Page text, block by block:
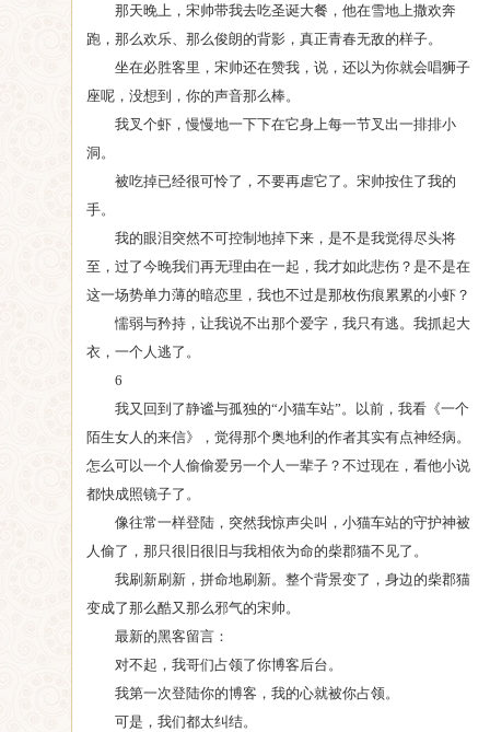
那天晚上，宋帅带我去吃圣诞大餐，他在雪地上撒欢奔
跑，那么欢乐、那么俊朗的背影，真正青春无敌的样子。
坐在必胜客里，宋帅还在赞我，说，还以为你就会唱狮子
座呢，没想到，你的声音那么棒。
我叉个虾，慢慢地一下下在它身上每一节叉出一排排小
洞。
被吃掉已经很可怜了，不要再虐它了。宋帅按住了我的
手。
我的眼泪突然不可控制地掉下来，是不是我觉得尽头将
至，过了今晚我们再无理由在一起，我才如此悲伤？是不是在
这一场势单力薄的暗恋里，我也不过是那枚伤痕累累的小虾？
懦弱与矜持，让我说不出那个爱字，我只有逃。我抓起大
衣，一个人逃了。
6
我又回到了静谧与孤独的“小猫车站”。以前，我看《一个
陌生女人的来信》，觉得那个奥地利的作者其实有点神经病。
怎么可以一个人偷偷爱另一个人一辈子？不过现在，看他小说
都快成照镜子了。
像往常一样登陆，突然我惊声尖叫，小猫车站的守护神被
人偷了，那只很旧很旧与我相依为命的柴郡猫不见了。
我刷新刷新，拼命地刷新。整个背景变了，身边的柴郡猫
变成了那么酷又那么邪气的宋帅。
最新的黑客留言：
对不起，我哥们占领了你博客后台。
我第一次登陆你的博客，我的心就被你占领。
可是，我们都太纠结。